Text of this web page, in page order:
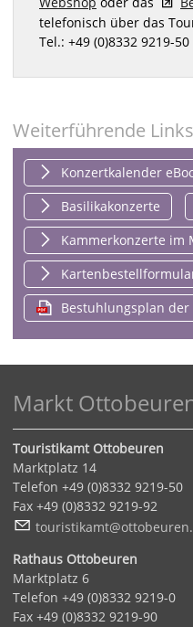
telefonisch über das
Tel.: +49 (0)8332 9219-50
Weiterführende Links
Konzertkalender
Basilikakonzerte
Kammerkonzerte im
Bestuhlungsplan der
Markt
Touristikamt Ottobeuren
Marktplatz 14
Telefon +49 (0)8332 9219-50
Fax +49 (0)8332 9219-92
t
r st k mt tt b r n
Rathaus Ottobeuren
Marktplatz 6
Telefon +49 (0)8332 9219-0
Fax +49 (0)8332 9219-90